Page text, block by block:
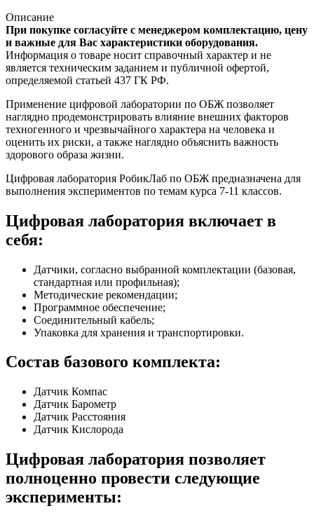
Описание
При покупке согласуйте с менеджером комплектацию, цену
и важные для Вас характеристики оборудования.
Информация о товаре носит справочный характер и не
является техническим заданием и публичной офертой,
определяемой статьей 437 ГК РФ.
Применение цифровой лаборатории по ОБЖ позволяет
наглядно продемонстрировать влияние внешних факторов
техногенного и чрезвычайного характера на человека и
оценить их риски, а также наглядно объяснить важность
здорового образа жизни.
Цифровая лаборатория РобикЛаб по ОБЖ предназначена для
выполнения экспериментов по темам курса 7-11 классов.
Цифровая лаборатория включает в
себя:
Датчики, согласно выбранной комплектации (базовая,
стандартная или профильная);
Методические рекомендации;
Программное обеспечение;
Соединительный кабель;
Упаковка для хранения и транспортировки.
Состав базового комплекта:
Датчик Компас
Датчик Барометр
Датчик Расстояния
Датчик Кислорода
Цифровая лаборатория позволяет
полноценно провести следующие
эксперименты: